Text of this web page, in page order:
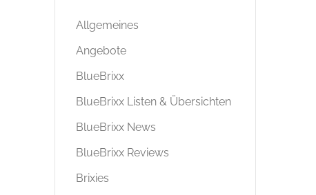
Allgemeines
Angebote
BlueBrixx
BlueBrixx Listen & Übersichten
BlueBrixx News
BlueBrixx Reviews
Brixies